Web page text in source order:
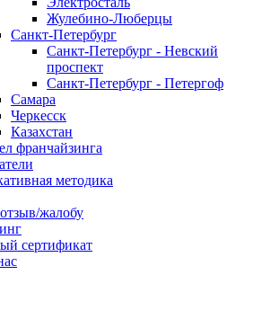
Жулебино-Люберцы
Санкт-Петербург
Санкт-Петербург - Невский
проспект
Санкт-Петербург - Петергоф
Самара
Черкесск
Казахстан
франчайзинга
методика
жалобу
сертификат